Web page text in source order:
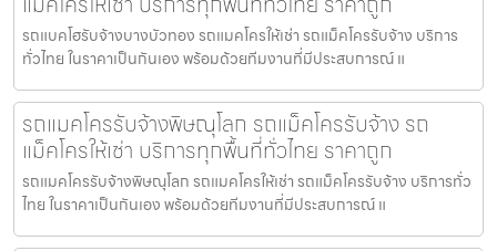
รถแบคโฮรับจ้างบางบัวทอง รถแมคโครให้เช่า รถแม็คโครรับจ้าง บริการ
ทั่วไทย ในราคาเป็นกันเอง พร้อมด้วยทีมงานที่มีประสบการณ์ แ
รถแมคโครรับจ้างพิษณุโลก รถแม็คโครรับจ้าง รถ
แม็คโครให้เช่า บริการทุกพื้นที่ทั่วไทย ราคาถูก
รถแมคโครรับจ้างพิษณุโลก รถแมคโครให้เช่า รถแม็คโครรับจ้าง บริการทั่ว
ไทย ในราคาเป็นกันเอง พร้อมด้วยทีมงานที่มีประสบการณ์ แ